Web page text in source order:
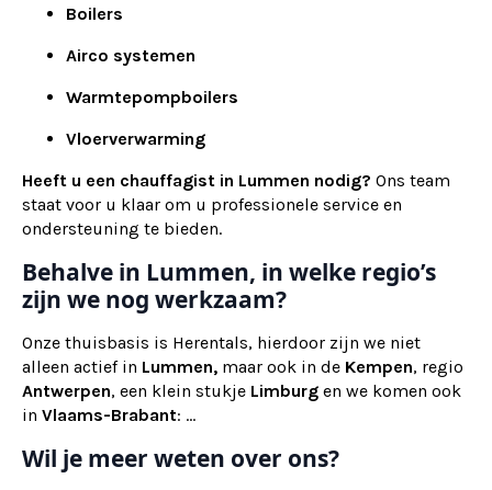
Boilers
Airco systemen
Warmtepompboilers
Vloerverwarming
Heeft u een chauffagist in Lummen nodig? Ons team
staat voor u klaar om u professionele service en
ondersteuning te bieden.
Behalve in Lummen, in welke regio’s
zijn we nog werkzaam?
Onze thuisbasis is Herentals, hierdoor zijn we niet
alleen actief in Lummen, maar ook in de Kempen, regio
Antwerpen, een klein stukje Limburg en we komen ook
in Vlaams-Brabant: ...
Wil je meer weten over ons?